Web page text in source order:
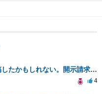
誹謗中傷に当たる内容を投稿したかもしれない。開示請求や民事刑事裁判に発展しうるのか教えて欲しい。
4